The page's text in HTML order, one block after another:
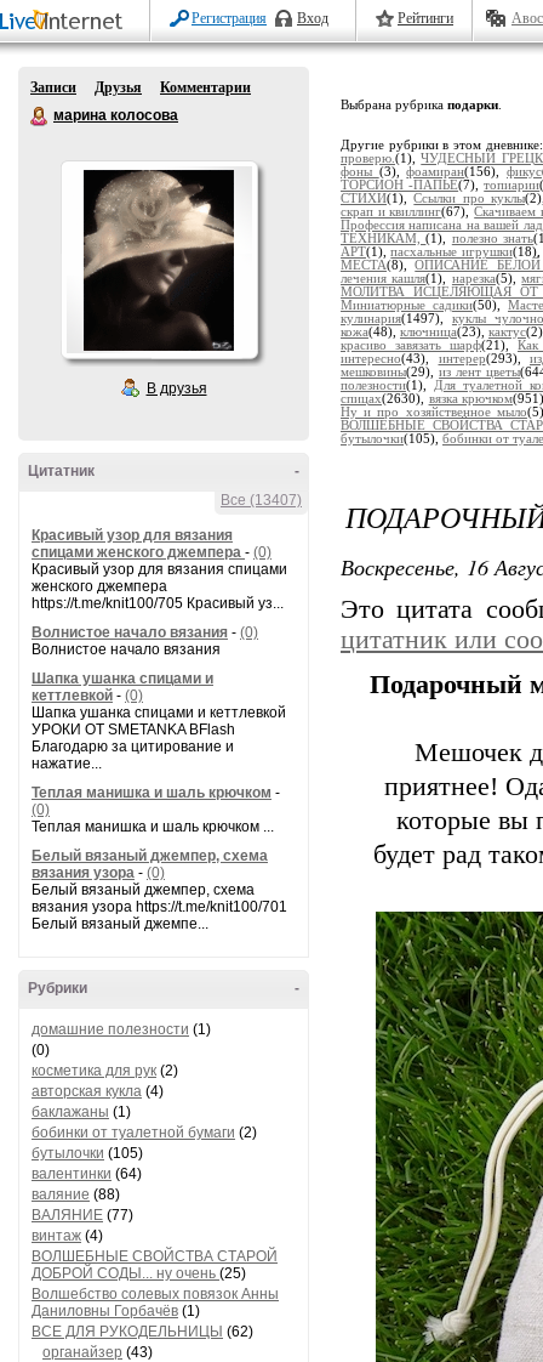
Регистрация Вход Рейтинги
Записи Друзья
Комментарии
марина колосова
В друзья
-
Цитатник
Все (13407)
Красивый узор для вязания
спицами женского джемпера - (0)
Красивый узор для вязания спицами
женского джемпера
https://t.me/knit100/705 Красивый уз...
Волнистое начало вязания - (0)
Волнистое начало вязания
Шапка ушанка спицами и
кеттлевкой - (0)
Шапка ушанка спицами и кеттлевкой
УРОКИ ОТ SMETANKA BFlash
Благодарю за цитирование и
нажатие...
Теплая манишка и шаль крючком -
(0)
Теплая манишка и шаль крючком ...
Белый вязаный джемпер, схема
вязания узора - (0)
Белый вязаный джемпер, схема
вязания узора https://t.me/knit100/701
Белый вязаный джемпе...
-
Рубрики
домашние полезности (1)
(0)
косметика для рук (2)
авторская кукла (4)
баклажаны (1)
бобинки от туалетной бумаги (2)
бутылочки (105)
валентинки (64)
валяние (88)
ВАЛЯНИЕ (77)
винтаж (4)
ВОЛШЕБНЫЕ СВОЙСТВА СТАРОЙ
ДОБРОЙ СОДЫ... ну очень (25)
Волшебство солевых повязок Анны
Даниловны Горбачёв (1)
ВСЕ ДЛЯ РУКОДЕЛЬНИЦЫ (62)
органайзер (43)
Выбрана рубрика подарки
Другие рубрики в этом
проверю. (1),ЧУДЕСНЫЙ
фоны (3),фоамиран(156),фикус
ТОРСИОН -ПАПЬЕ(7),топиарии
СТИХИ(1),Ссылки про куклы
скрап и квиллинг(67),Скачиваем
Профессия написана на вашей
ТЕХНИКАМ,(1), полезно знать
АРТ(1),пасхальные игрушки
МЕСТА(8),ОПИСАНИЕ
лечения кашля(1), нарезка(5),
МОЛИТВА ИСЦЕЛЯЮЩАЯ ОТ
Миниатюрные садики(50),
кулинария(1497), куклы
кожа(48), ключница(23), кактус
красиво завязать шарф(21), Как
интересно(43), интерер(293),
мешковины(29),из лент цветы
полезности(1), Для туалетной
спицах(2630), вязка крючком
Ну и про хозяйственное мыло
ВОЛШЕБНЫЕ СВОЙСТВА
бутылочки(105), бобинки от
Воскресенье, 16
Это цитата
цитатник или
Подарочный
Мешочек
приятнее!
которые вы
будет рад